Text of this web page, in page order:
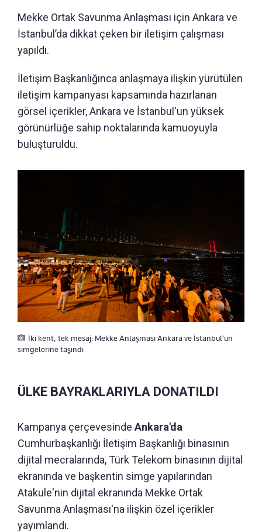
Mekke Ortak Savunma Anlaşması için Ankara ve
İstanbul’da dikkat çeken bir iletişim çalışması
yapıldı.
İletişim Başkanlığınca anlaşmaya ilişkin yürütülen
iletişim kampanyası kapsamında hazırlanan
görsel içerikler, Ankara ve İstanbul'un yüksek
görünürlüğe sahip noktalarında kamuoyuyla
buluşturuldu.
İki kent, tek mesaj: Mekke Anlaşması Ankara ve İstanbul’un
simgelerine taşındı
ÜLKE BAYRAKLARIYLA DONATILDI
Kampanya çerçevesinde Ankara'da
Cumhurbaşkanlığı İletişim Başkanlığı binasının
dijital mecralarında, Türk Telekom binasının dijital
ekranında ve başkentin simge yapılarından
Atakule'nin dijital ekranında Mekke Ortak
Savunma Anlaşması'na ilişkin özel içerikler
yayımlandı.